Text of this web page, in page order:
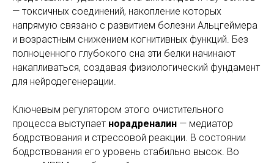
— токсичных соединений, накопление которых
напрямую связано с развитием болезни Альцгеймера
и возрастным снижением когнитивных функций. Без
полноценного глубокого сна эти белки начинают
накапливаться, создавая физиологический фундамент
для нейродегенерации.
Ключевым регулятором этого очистительного
процесса выступает норадреналин — медиатор
бодрствования и стрессовой реакции. В состоянии
бодрствования его уровень стабильно высок. Во